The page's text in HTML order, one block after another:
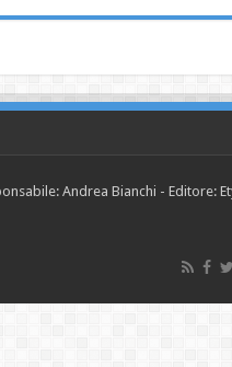
Andrea Bianchi - Editore: